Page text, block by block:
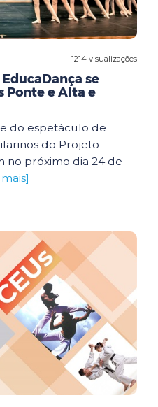
1214 visualizações
se
Ponte e Alta e
do espetáculo de
do Projeto
no próximo dia 24 de